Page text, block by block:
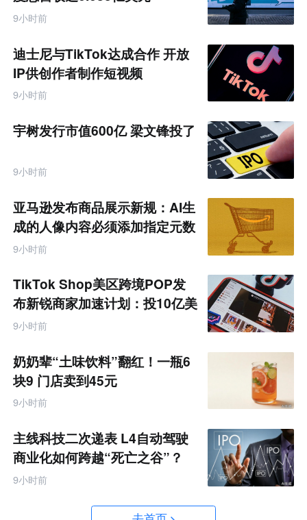
9小时前
迪士尼与TikTok达成合作 开放
IP供创作者制作短视频
9小时前
宇树发行市值600亿 梁文锋投了
9小时前
亚马逊发布商品展示新规：AI生
成的人像内容必须添加指定元数
据
9小时前
TikTok Shop美区跨境POP发
布新锐商家加速计划：投10亿美
金资源帮扶四类商家
9小时前
奶奶辈“土味饮料”翻红！一瓶6
块9 门店卖到45元
9小时前
主线科技二次递表 L4自动驾驶
商业化如何跨越“死亡之谷”？
9小时前